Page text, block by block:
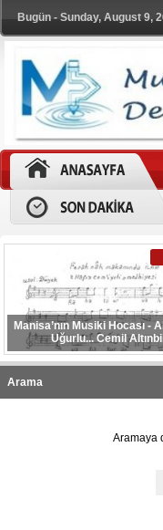
Bugün - Sunday, August 9,
Manisa’nın Musiki Hocası -
Uğurlu... Cemil
Arama
Aramaya